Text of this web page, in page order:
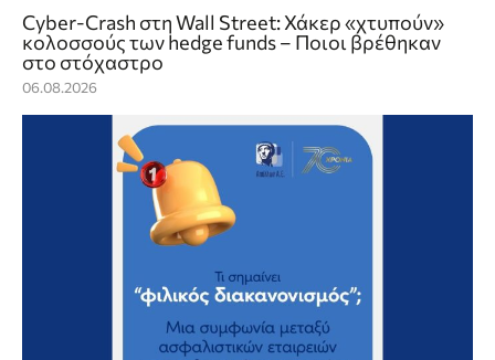
Cyber-Crash στη Wall Street: Χάκερ «χτυπούν»
κολοσσούς των hedge funds – Ποιοι βρέθηκαν
στο στόχαστρο
06.08.2026